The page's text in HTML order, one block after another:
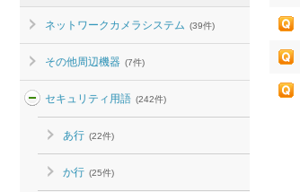
ネットワークカメラシステム (39件)
その他周辺機器 (7件)
セキュリティ用語 (242件)
あ行 (22件)
か行 (25件)